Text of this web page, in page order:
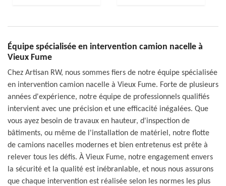
Équipe spécialisée en intervention camion nacelle à
Vieux Fume
Chez Artisan RW, nous sommes fiers de notre équipe spécialisée
en intervention camion nacelle à Vieux Fume. Forte de plusieurs
années d'expérience, notre équipe de professionnels qualifiés
intervient avec une précision et une efficacité inégalées. Que
vous ayez besoin de travaux en hauteur, d'inspection de
bâtiments, ou même de l'installation de matériel, notre flotte
de camions nacelles modernes et bien entretenus est prête à
relever tous les défis. À Vieux Fume, notre engagement envers
la sécurité et la qualité est inébranlable, et nous nous assurons
que chaque intervention est réalisée selon les normes les plus